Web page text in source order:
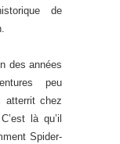
de
des années
peu
atterrit chez
là qu’il
Spider-